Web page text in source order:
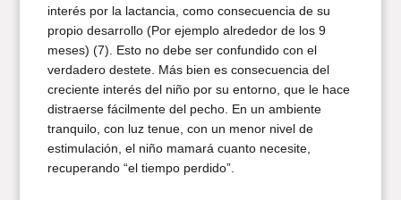
interés por la lactancia, como consecuencia de su
propio desarrollo (Por ejemplo alrededor de los 9
meses) (7). Esto no debe ser confundido con el
verdadero destete. Más bien es consecuencia del
creciente interés del niño por su entorno, que le hace
distraerse fácilmente del pecho. En un ambiente
tranquilo, con luz tenue, con un menor nivel de
estimulación, el niño mamará cuanto necesite,
recuperando “el tiempo perdido”.